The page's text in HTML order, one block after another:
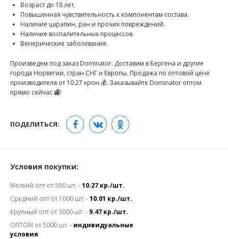
Возраст до 18 лет.
Повышенная чувствительность к компонентам состава.
Наличие царапин, ран и прочих повреждений.
Наличие воспалительных процессов.
Венерические заболевания.
Произведем под заказ Dominator. Доставим в Бергена и другие
города Норвегии, стран СНГ и Европы. Продажа по оптовой цене
производителя от 10.27 крон 💰. Заказывайте Dominator оптом
прямо сейчас 🏬!
ПОДЕЛИТЬСЯ:
Условия покупки:
Мелкий опт от 500 шт. -10.27 кр./шт.
Средний опт от 1000 шт. -10.01 кр./шт.
Крупный опт от 3000 шт. - 9.47 кр./шт.
ОПТОМ от 5000 шт. - индивидуальные
условия